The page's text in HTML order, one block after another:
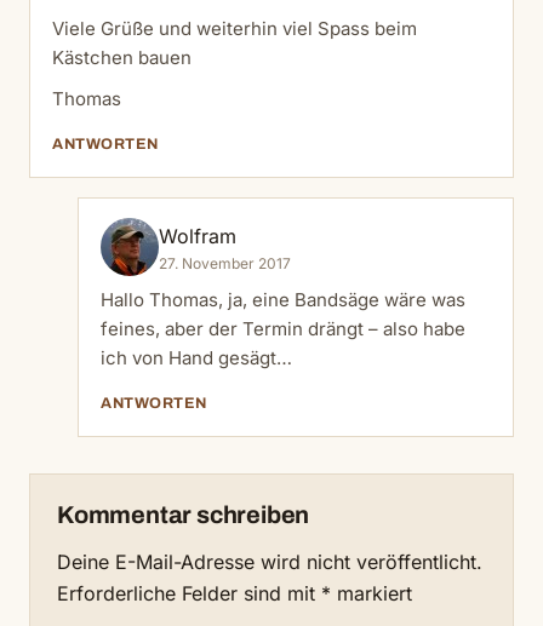
Viele Grüße und weiterhin viel Spass beim
Kästchen bauen
Thomas
ANTWORTEN
Wolfram
27. November 2017
Hallo Thomas, ja, eine Bandsäge wäre was
feines, aber der Termin drängt – also habe
ich von Hand gesägt…
ANTWORTEN
Kommentar schreiben
Deine E-Mail-Adresse wird nicht veröffentlicht.
Erforderliche Felder sind mit * markiert